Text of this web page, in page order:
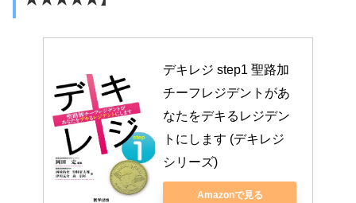
デキレジ step1 聖路加
チーフレジデントがあ
なたをデキるレジデン
トにします (デキレジ
シリーズ)
Amazonで見る